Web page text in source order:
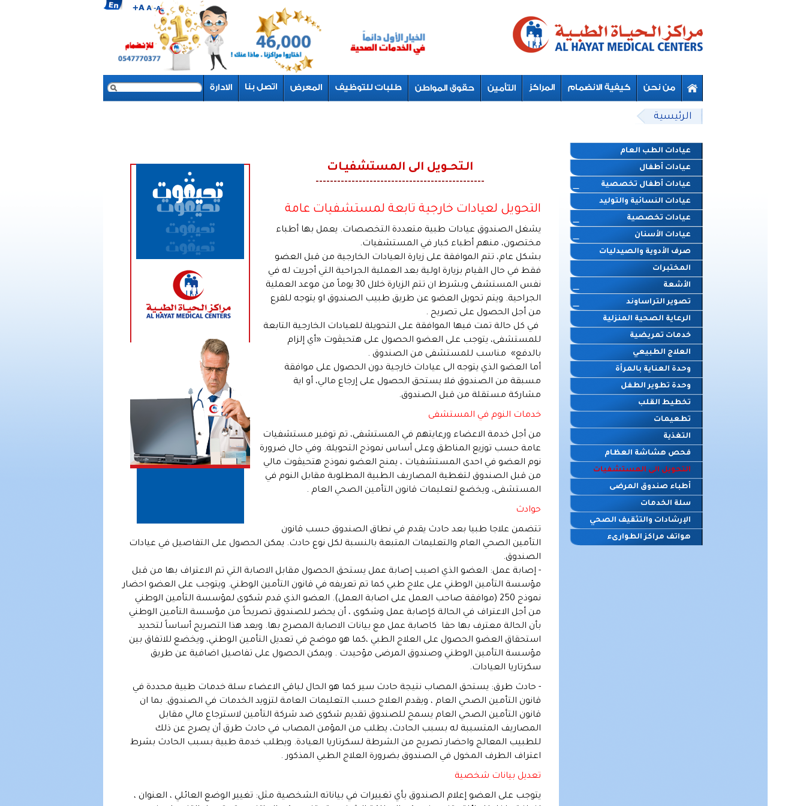
نموذج البحث
بحث
Beyond Designs You are here
الرئيسية
عيادات الطب العام
عيادات أطفال
عيادات أطفال تخصصية
عيادات النسائية والتوليد
عيادات تخصصية
عيادات الأسنان
صرف الأدوية والصيدليات
المختبرات
الأشعة
تصوير التراساوند
الرعاية الصحية المنزلية
خدمات تمريضية
العلاج الطبيعي
وحدة العناية بالمرأة
وحدة تطوير الطفل
تخطيط القلب
تطعيمات
التغذية
فحص هشاشة العظام
التحويل الى المستشفيات
أطباء صندوق المرضى
سلة الخدمات
الإرشادات والتثقيف الصحي
هواتف مراكز الطوارىء
الـتحــويل الى المستشفيـات
-----------------------------------------------
التحويل لعيادات خارجية تابعة لمستشفيات عامة
يشغل الصندوق عيادات طبية متعددة التخصصات. يعمل بها أطباء
مختصون، منهم أطباء كبار في المستشفيات.
بشكل عام، تتم الموافقة على زيارة العيادات الخارجية من قبل العضو
فقط في حال القيام بزيارة اولية بعد العملية الجراحية التي أجريت له في
نفس المستشفى وبشرط ان تتم الزيارة خلال 30 يوماً من موعد العملية
الجراحية. ويتم تحويل العضو عن طريق طبيب الصندوق او يتوجه للفرع
من أجل الحصول على تصريح .
في كل حالة تمت فيها الموافقة على التحويلة للعيادات الخارجية التابعة
للمستشفى، يتوجب على العضو الحصول على هتحيڤوت «أي إلزام
بالدفع» مناسب للمستشفى من الصندوق .
أما العضو الذي يتوجه الى عيادات خارجية دون الحصول على موافقة
مسبقة من الصندوق فلا يستحق الحصول على إرجاع مالي، أو اية
مشاركة مستقلة من قبل الصندوق.
خدمات النوم في المستشفى
من أجل خدمة الاعضاء ورعايتهم في المستشفى، تم توفير مستشفيات
عامة حسب توزيع المناطق وعلى أساس نموذج التحويلة. وفي حال ضرورة
نوم العضو في احدى المستشفيات ، يمنح العضو نموذج هتحيڤوت مالي
من قبل الصندوق لتغطية المصاريف الطبية المطلوبة مقابل النوم في
المستشفى، ويخضع لتعليمات قانون التأمين الصحي العام .
حوادث
تتضمن علاجا طبيا بعد حادث يقدم في نطاق الصندوق حسب قانون
التأمين الصحي العام والتعليمات المتبعة بالنسبة لكل نوع حادث. يمكن الحصول على التفاصيل في عيادات
الصندوق.
- إصابة عمل: العضو الذي اصيب إصابة عمل يستحق الحصول مقابل الاصابة التي تم الاعتراف بها من قبل
مؤسسة التأمين الوطني على علاج طبي كما تم تعريفه في قانون التأمين الوطني. ويتوجب على العضو احضار
نموذج 250 (موافقة صاحب العمل على اصابة العمل). العضو الذي قدم شكوى لمؤسسة التأمين الوطني
من أجل الاعتراف في الحالة كإصابة عمل وشكوى ، أن يحضر للصندوق تصريحاً من مؤسسة التأمين الوطني
بأن الحالة معترف بها حقا كاصابة عمل مع بيانات الاصابة المصرح بها. ويعد هذا التصريح أساساً لتحديد
استحقاق العضو الحصول على العلاج الطبي ،كما هو موضح في تعديل التأمين الوطني، ويخضع للاتفاق بين
مؤسسة التأمين الوطني وصندوق المرضى مؤحيدت . ويمكن الحصول على تفاصيل اضافية عن طريق
سكرتاريا العيادات.
- حادث طرق: يستحق المصاب نتيجة حادث سير كما هو الحال لباقي الاعضاء سلة خدمات طبية محددة في
قانون التأمين الصحي العام ، ويقدم العلاج حسب التعليمات العامة لتزويد الخدمات في الصندوق. بما ان
قانون التأمين الصحي العام يسمح للصندوق تقديم شكوى ضد شركة التأمين لاسترجاع مالي مقابل
المصاريف المتسببة له بسبب الحادث، يطلب من المؤمن المصاب في حادث طرق أن يصرح عن ذلك
للطبيب المعالج واحضار تصريح من الشرطة لسكرتاريا العيادة. ويطلب خدمة طبية بسبب الحادث بشرط
اعتراف الطرف المخول في الصندوق بضرورة العلاج الطبي المذكور .
تعديل بيانات شخصية
يتوجب على العضو إعلام الصندوق بأي تغييرات في بياناته الشخصية مثل: تغيير الوضع العائلي ، العنوان ،